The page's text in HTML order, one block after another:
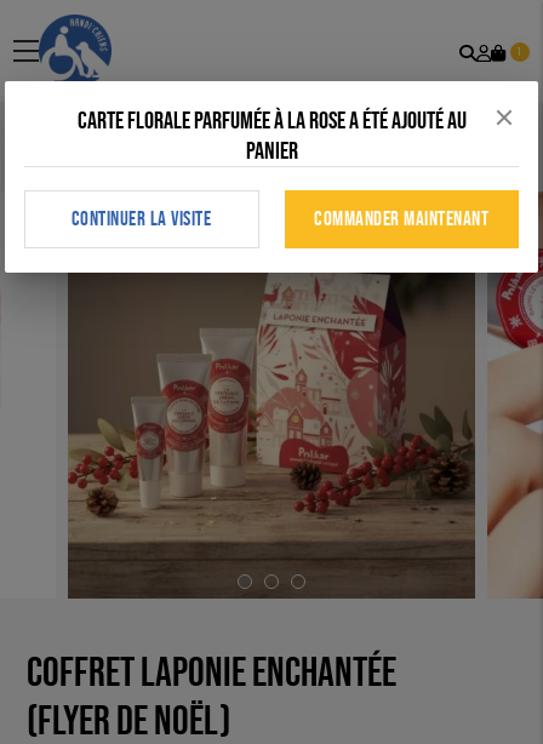
menu
Mon
1
Coffret Laponie Enchantée
(flyer de noël)
Carte florale parfumée à la rose a été ajouté au
panier
CONTINUER LA VISITE COMMANDER MAINTENANT